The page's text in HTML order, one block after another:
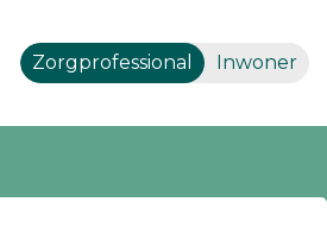
Zorgprofessional Inwoner